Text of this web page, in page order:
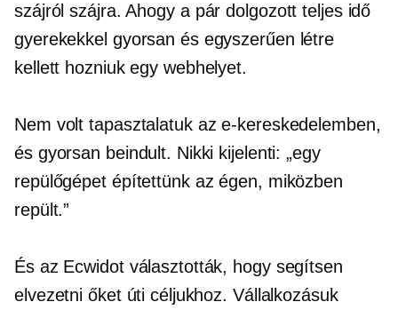
szájról szájra. Ahogy a pár dolgozottteljes idő
gyerekekkel gyorsan és egyszerűen létre
kellett hozniuk egy webhelyet.
Nem volt tapasztalatuk az e-kereskedelemben,
és gyorsan beindult. Nikki kijelenti: „egy
repülőgépet építettünk az égen, miközben
repült.”
És az Ecwidot választották, hogy segítsen
elvezetni őket úti céljukhoz. Vállalkozásuk